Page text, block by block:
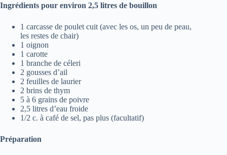
Ingrédients pour environ 2,5 litres de bouillon
1 carcasse de poulet cuit (avec les os, un peu de peau,
les restes de chair)
1 oignon
1 carotte
1 branche de céleri
2 gousses d’ail
2 feuilles de laurier
2 brins de thym
5 à 6 grains de poivre
2,5 litres d’eau froide
1/2 c. à café de sel, pas plus (facultatif)
Préparation